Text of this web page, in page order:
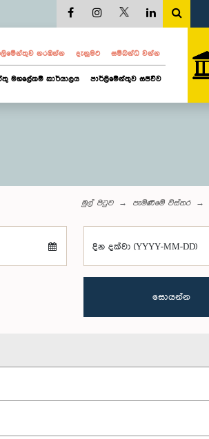
නරඹන්න දැනුමට සම්බන්ධ වන්න
මහලේකම් කාර්යාලය පාර්ලිමේන්තුව සජීවීව
මුල් පිටුව පැමිණීමේ විස්තර
දින දක්වා (YYYY-MM-DD)
සොයන්න